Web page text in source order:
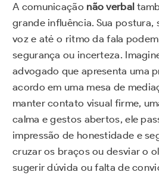
A comunicação não verbal
grande influência. Sua postura,
voz e até o ritmo da fala
segurança ou incerteza.
advogado que apresenta uma
acordo em uma mesa de
manter contato visual firme,
calma e gestos abertos, ele
impressão de honestidade e
cruzar os braços ou desviar o
sugerir dúvida ou falta de